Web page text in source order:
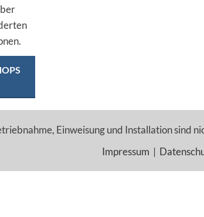
Einweisung und Installation sind
Impressum |